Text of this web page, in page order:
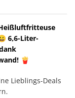
6,6-Liter-
🍟
Lieblings-Deals